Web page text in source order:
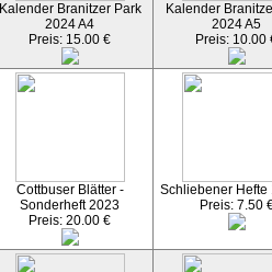
Kalender Branitzer Park
2024 A4
Preis: 15.00 €
Kalender
2024 A5
Preis: 10.00
Cottbuser Blätter -
Sonderheft 2023
Preis: 20.00 €
Schliebener Hefte
Preis: 7.50